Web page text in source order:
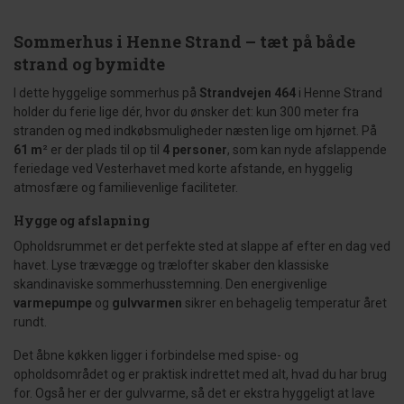
Sommerhus i Henne Strand – tæt på både
strand og bymidte
I dette hyggelige sommerhus på Strandvejen 464 i Henne Strand
holder du ferie lige dér, hvor du ønsker det: kun 300 meter fra
stranden og med indkøbsmuligheder næsten lige om hjørnet. På
61 m² er der plads til op til 4 personer, som kan nyde afslappende
feriedage ved Vesterhavet med korte afstande, en hyggelig
atmosfære og familievenlige faciliteter.
Hygge og afslapning
Opholdsrummet er det perfekte sted at slappe af efter en dag ved
havet. Lyse trævægge og trælofter skaber den klassiske
skandinaviske sommerhusstemning. Den energivenlige
varmepumpe og gulvvarmen sikrer en behagelig temperatur året
rundt.
Det åbne køkken ligger i forbindelse med spise- og
opholdsområdet og er praktisk indrettet med alt, hvad du har brug
for. Også her er der gulvvarme, så det er ekstra hyggeligt at lave